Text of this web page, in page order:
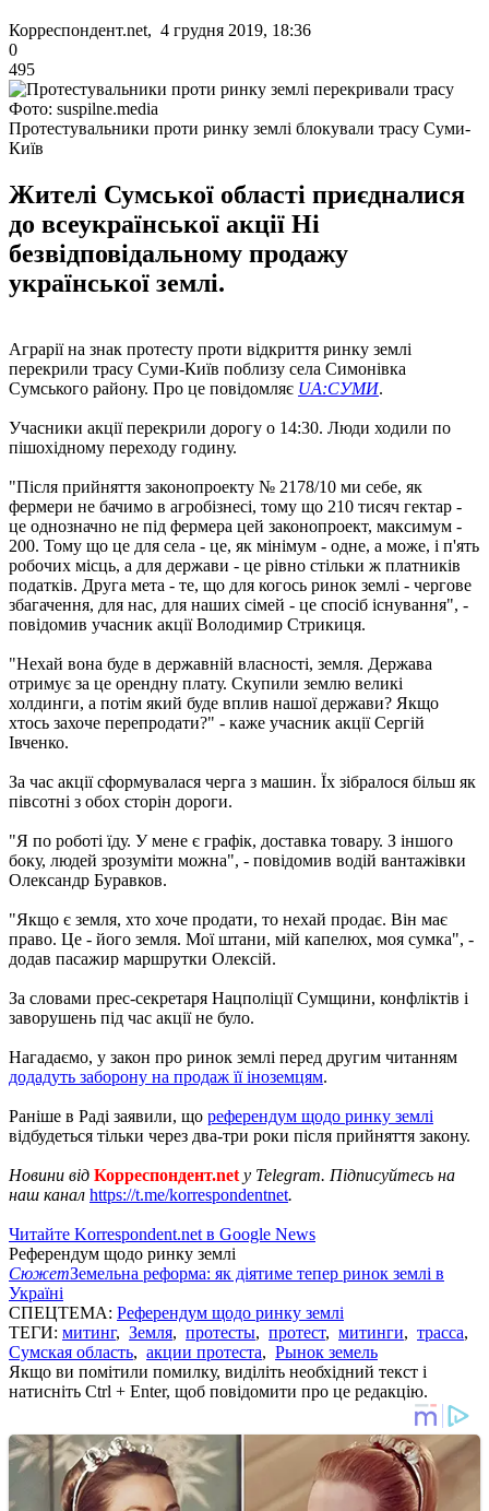
Корреспондент.net, 4 грудня 2019, 18:36
0
495
Фото: suspilne.media
Протестувальники проти ринку землі блокували трасу Суми-
Київ
Жителі Сумської області приєдналися
до всеукраїнської акції Ні
безвідповідальному продажу
української землі.
Аграрії на знак протесту проти відкриття ринку землі
перекрили трасу Суми-Київ поблизу села Симонівка
Сумського району. Про це повідомляє UA:СУМИ.
Учасники акції перекрили дорогу о 14:30. Люди ходили по
пішохідному переходу годину.
"Після прийняття законопроекту № 2178/10 ми себе, як
фермери не бачимо в агробізнесі, тому що 210 тисяч гектар -
це однозначно не під фермера цей законопроект, максимум -
200. Тому що це для села - це, як мінімум - одне, а може, і п'ять
робочих місць, а для держави - це рівно стільки ж платників
податків. Друга мета - те, що для когось ринок землі - чергове
збагачення, для нас, для наших сімей - це спосіб існування", -
повідомив учасник акції Володимир Стрикиця.
"Нехай вона буде в державній власності, земля. Держава
отримує за це орендну плату. Скупили землю великі
холдинги, а потім який буде вплив нашої держави? Якщо
хтось захоче перепродати?" - каже учасник акції Сергій
Івченко.
За час акції сформувалася черга з машин. Їх зібралося більш як
півсотні з обох сторін дороги.
"Я по роботі їду. У мене є графік, доставка товару. З іншого
боку, людей зрозуміти можна", - повідомив водій вантажівки
Олександр Буравков.
"Якщо є земля, хто хоче продати, то нехай продає. Він має
право. Це - його земля. Мої штани, мій капелюх, моя сумка", -
додав пасажир маршрутки Олексій.
За словами прес-секретаря Нацполіції Сумщини, конфліктів і
заворушень під час акції не було.
Нагадаємо, у закон про ринок землі перед другим читанням
додадуть заборону на продаж її іноземцям.
Раніше в Раді заявили, що референдум щодо ринку землі
відбудеться тільки через два-три роки після прийняття закону.
Новини від Корреспондент.net у Telegram. Підписуйтесь на
наш канал https://t.me/korrespondentnet.
Читайте Korrespondent.net в Google News
Референдум щодо ринку землі
СюжетЗемельна реформа: як діятиме тепер ринок землі в
Україні
СПЕЦТЕМА: Референдум щодо ринку землі
ТЕГИ: митинг, Земля, протесты, протест, митинги, трасса,
Сумская область, акции протеста, Рынок земель
Якщо ви помітили помилку, виділіть необхідний текст і
натисніть Ctrl + Enter, щоб повідомити про це редакцію.